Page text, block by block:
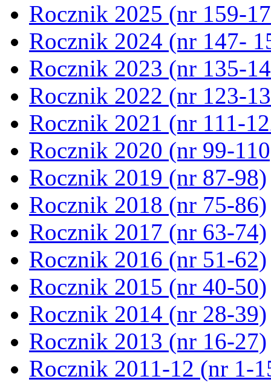
Rocznik 2025 (nr 159-
Rocznik 2024 (nr 147-
Rocznik 2023 (nr 135-
Rocznik 2022 (nr 123-
Rocznik 2021 (nr 111-
Rocznik 2020 (nr 99-
Rocznik 2019 (nr 87-98)
Rocznik 2018 (nr 75-86)
Rocznik 2017 (nr 63-74)
Rocznik 2016 (nr 51-62)
Rocznik 2015 (nr 40-50)
Rocznik 2014 (nr 28-39)
Rocznik 2013 (nr 16-27)
Rocznik 2011-12 (nr 1-